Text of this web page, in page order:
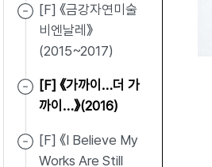
[F] 《금강자연미술
비엔날레》
(2015~2017)
[F] 《가까이…더 가
까이…》(2016)
[F] 《I Believe My
Works Are Still